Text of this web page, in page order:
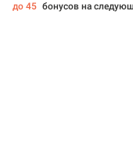
до 45 бонусов на